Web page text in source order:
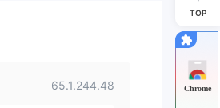
65.1.244.48
TOP
Chrome